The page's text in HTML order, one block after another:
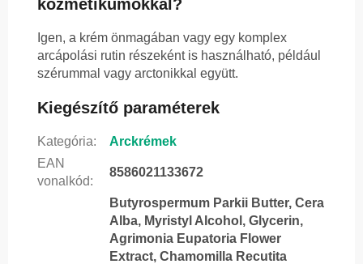
kozmetikumokkal?
Igen, a krém önmagában vagy egy komplex
arcápolási rutin részeként is használható, például
szérummal vagy arctonikkal együtt.
Kiegészítő paraméterek
Kategória:
Arckrémek
EAN
vonalkód:
8586021133672
Butyrospermum Parkii Butter, Cera
Alba, Myristyl Alcohol, Glycerin,
Agrimonia Eupatoria Flower
Extract, Chamomilla Recutita